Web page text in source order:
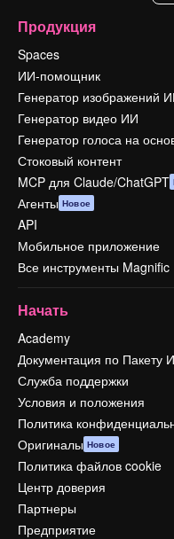
Продукция
Spaces
ИИ-помощник
Генератор изображений
Генератор видео ИИ
Генератор голоса на
Стоковый контент
MCP для Claude/ChatGPT
Агенты Новое
API
Мобильное приложение
Все инструменты Magnific
Начать
Academy
Документация по Пакету
Служба поддержки
Условия и положения
Политика
Оригиналы Новое
Политика файлов cookie
Центр доверия
Партнеры
Предприятие